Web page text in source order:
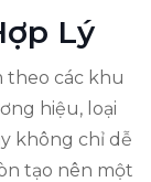
Lý
theo các khu
hiệu, loại
không chỉ dễ
tạo nên một